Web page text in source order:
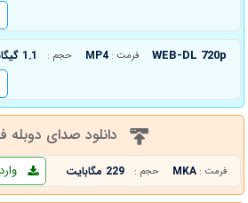
WEB-DL 720p فرمت : MP4 حجم : 1.1 گیگابایت
دانلود صدای دوبله
فرمت : MKA حجم : 229 مگابایت